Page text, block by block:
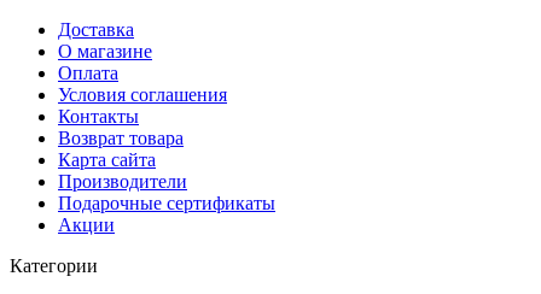
Доставка
О магазине
Оплата
Условия соглашения
Контакты
Возврат товара
Карта сайта
Производители
Подарочные сертификаты
Акции
Категории